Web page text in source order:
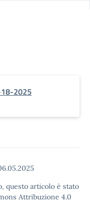
2025
questo articolo è stato
Attribuzione 4.0